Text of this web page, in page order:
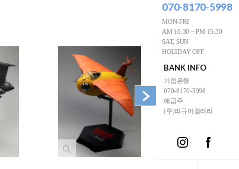
070-8170-5998
MON-FRI
AM 10:30 ~ PM 15:30
SAT, SUN
HOLIDAY OFF
BANK INFO
기업은행
070-8170-5998
예금주
(주)피규어갤러리